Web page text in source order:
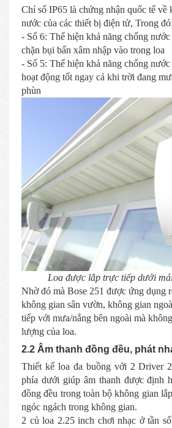
Chỉ số IP65 là chứng nhận quốc tế về
nước của các thiết bị điện tử, Trong đó:
- Số 6: Thể hiện khả năng chống nước
chặn bụi bẩn xâm nhập vào trong loa
- Số 5: Thể hiện khả năng chống
hoạt động tốt ngay cả khi trời đang
phùn
Loa được lắp trực tiếp dưới
Nhờ đó mà Bose 251 được ứng dụng
không gian sân vườn, không gian
tiếp với mưa/nắng bên ngoài mà
lượng của loa.
2.2 Âm thanh đồng đều, phát
Thiết kế loa đa buồng với 2 Driver
phía dưới giúp âm thanh được định
đồng đều trong toàn bộ không gian
ngóc ngách trong không gian.
2 củ loa 2.25 inch chơi nhạc ở tần